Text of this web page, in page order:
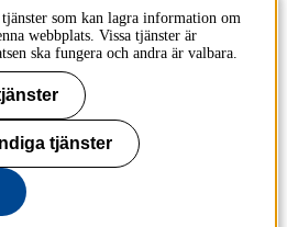
som kan lagra information om
webbplats. Vissa tjänster är
ska fungera och andra är valbara.
tjänster